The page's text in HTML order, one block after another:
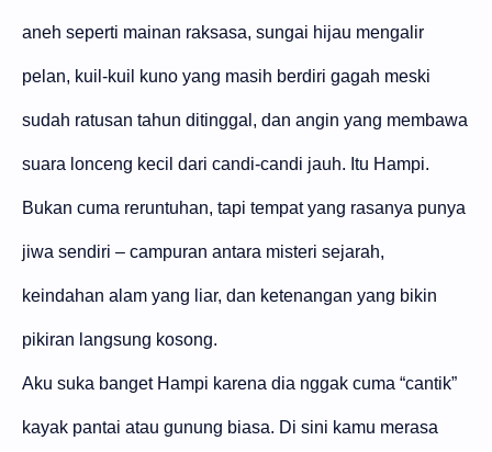
aneh seperti mainan raksasa, sungai hijau mengalir
pelan, kuil-kuil kuno yang masih berdiri gagah meski
sudah ratusan tahun ditinggal, dan angin yang membawa
suara lonceng kecil dari candi-candi jauh. Itu Hampi.
Bukan cuma reruntuhan, tapi tempat yang rasanya punya
jiwa sendiri – campuran antara misteri sejarah,
keindahan alam yang liar, dan ketenangan yang bikin
pikiran langsung kosong.
Aku suka banget Hampi karena dia nggak cuma “cantik”
kayak pantai atau gunung biasa. Di sini kamu merasa